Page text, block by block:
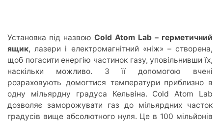
Установка під назвою Cold Atom Lab – герметичний
ящик, лазери і електромагнітний «ніж» – створена,
щоб погасити енергію частинок газу, уповільнивши їх,
наскільки можливо. З її допомогою вчені
розраховують домогтися температури приблизно в
одну мільярдну градуса Кельвіна. Cold Atom Lab
дозволяє заморожувати газ до мільярдних часток
градусів вище абсолютного нуля. Це в 100 мільйонів